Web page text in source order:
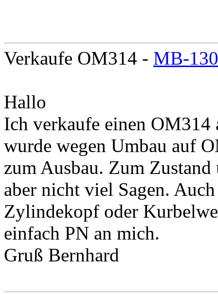
Verkaufe OM314 - MB-
Hallo
Ich verkaufe einen
wurde wegen Umbau auf
zum Ausbau. Zum
aber nicht viel Sagen.
Zylindekopf oder
einfach PN an mich.
Gruß Bernhard